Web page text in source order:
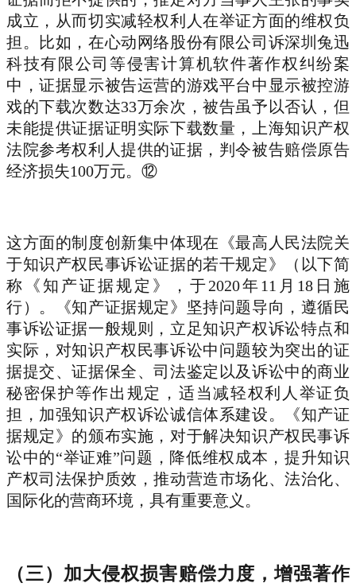
成立，从而切实减轻权利人在举证方面的维权负
担。比如，在心动网络股份有限公司诉深圳兔迅
科技有限公司等侵害计算机软件著作权纠纷案
中，证据显示被告运营的游戏平台中显示被控游
戏的下载次数达33万余次，被告虽予以否认，但
未能提供证据证明实际下载数量，上海知识产权
法院参考权利人提供的证据，判令被告赔偿原告
经济损失100万元。⑫
这方面的制度创新集中体现在《最高人民法院关
于知识产权民事诉讼证据的若干规定》（以下简
称《知产证据规定》，于2020年11月18日施
行）。《知产证据规定》坚持问题导向，遵循民
事诉讼证据一般规则，立足知识产权诉讼特点和
实际，对知识产权民事诉讼中问题较为突出的证
据提交、证据保全、司法鉴定以及诉讼中的商业
秘密保护等作出规定，适当减轻权利人举证负
担，加强知识产权诉讼诚信体系建设。《知产证
据规定》的颁布实施，对于解决知识产权民事诉
讼中的“举证难”问题，降低维权成本，提升知识
产权司法保护质效，推动营造市场化、法治化、
国际化的营商环境，具有重要意义。
（三）加大侵权损害赔偿力度，增强著作